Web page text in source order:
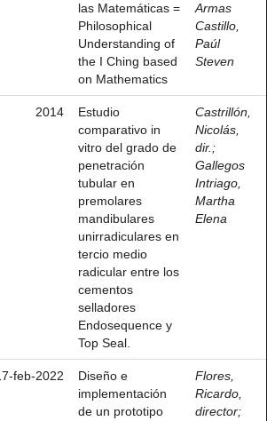
las Matemáticas =
Philosophical
Understanding of
the I Ching based
on Mathematics
Armas
Castillo,
Paúl
Steven
2014
Estudio
comparativo in
vitro del grado de
penetración
tubular en
premolares
mandibulares
unirradiculares en
tercio medio
radicular entre los
cementos
selladores
Endosequence y
Top Seal.
Castrillón,
Nicolás,
dir. ;
Gallegos
Intriago,
Martha
Elena
feb-2022
Diseño e
implementación
de un prototipo
Flores,
Ricardo,
director;